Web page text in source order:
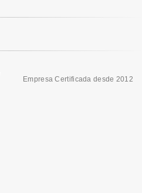
Empresa Certificada desde 2012